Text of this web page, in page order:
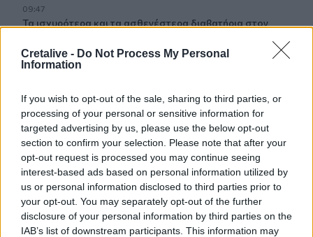
Cretalive - Do Not Process My Personal
Information
If you wish to opt-out of the sale, sharing to third parties, or
processing of your personal or sensitive information for
targeted advertising by us, please use the below opt-out
section to confirm your selection. Please note that after your
opt-out request is processed you may continue seeing
interest-based ads based on personal information utilized by
us or personal information disclosed to third parties prior to
your opt-out. You may separately opt-out of the further
disclosure of your personal information by third parties on the
IAB’s list of downstream participants. This information may
09:47
Τα ισχυρότερα και τα ασθενέστερα διαβατήρια στον
09:36
ακάλυπτο πολυκατοικίας
09:35
Διορισμοί εκπαιδευτικών: Δεν καλύπτουν ούτε τις
συνταξιοδοτήσεις- Ελάχιστες οι θέσεις στο Ηράκλειο
09:28
Σέρρες: Δύο νεκροί μετά από μετωπική σύγκρουση ΙΧ με
φορτηγό στην Παλαιοκώμη